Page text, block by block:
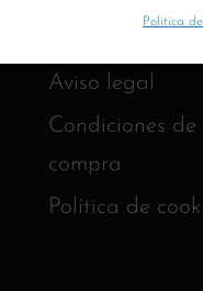
Política
Aviso legal
Condiciones de
compra
Política de